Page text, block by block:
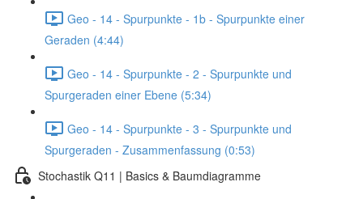
Geo - 14 - Spurpunkte - 1b - Spurpunkte einer
Geraden (4:44)
Geo - 14 - Spurpunkte - 2 - Spurpunkte und
Spurgeraden einer Ebene (5:34)
Geo - 14 - Spurpunkte - 3 - Spurpunkte und
Spurgeraden - Zusammenfassung (0:53)
Stochastik Q11 | Basics & Baumdiagramme